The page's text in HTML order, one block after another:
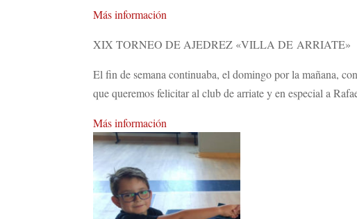
Más información
XIX TORNEO DE AJEDREZ «VILLA DE ARRIATE»
El fin de semana continuaba, el domingo por la mañana,
que queremos felicitar al club de arriate y en especial a
Más información